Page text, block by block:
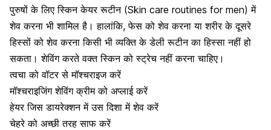
पुरुषों के लिए स्किन केयर रूटीन (Skin care routines for men) में
शेव करना भी शामिल है।हालांकि, फेस को शेव करना या शरीर के दूसरे
हिस्सों को शेव करना किसी भी व्यक्ति के डेली रूटीन का हिस्सा नहीं हो
सकता। शेविंग करते वक्त स्किन को स्ट्रेच नहीं करना चाहिए।
त्वचा को वॉटर से मॉश्चराइज करें
मॉश्चराइजिंग शेविंग क्रीम को अप्लाई करें
हेयर जिस डायरेक्शन में उस दिशा में शेव करें
चेहरे को अच्छी तरह साफ करें